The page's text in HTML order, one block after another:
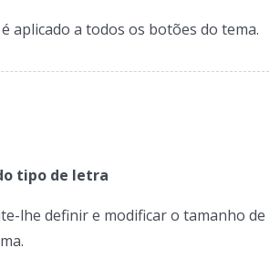
aplicado a todos os botões do tema.
tipo de letra
lhe definir e modificar o tamanho de